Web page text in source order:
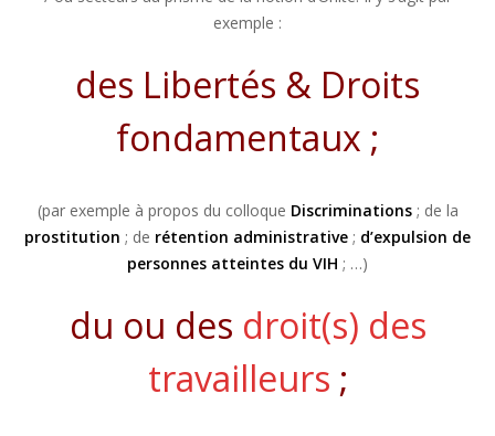
exemple :
des Libertés & Droits
fondamentaux ;
(par exemple à propos du colloque Discriminations; de la
prostitution ; de rétention administrative ; d’expulsion de
personnes atteintes du VIH ; …)
du ou des droit(s) des
travailleurs ;